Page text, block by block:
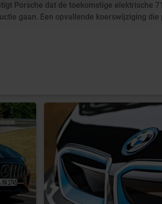
Porsche dat de toekomstige elektrische
gaan. Een opvallende koerswijziging